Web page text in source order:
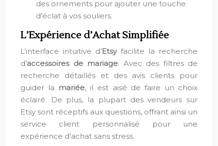
des ornements pour ajouter une touche
d’éclat à vos souliers.
L’Expérience d’Achat Simplifiée
L’interface intuitive d’Etsyfacilite la recherche
d’accessoires de mariage. Avec des filtres de
recherche détaillés et des avis clients pour
guider la mariée, il est aisé de faire un choix
éclairé. De plus, la plupart des vendeurs sur
Etsy sont réceptifs aux questions, offrant ainsi un
service client personnalisé pour une
expérience d’achat sans stress.